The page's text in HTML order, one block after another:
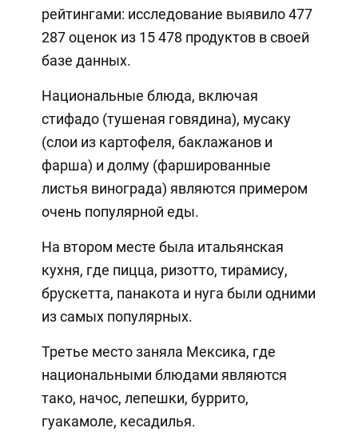
рейтингами: исследование выявило 477
287 оценок из 15 478 продуктов в своей
базе данных.
Национальные блюда, включая
стифадо (тушеная говядина), мусаку
(слои из картофеля, баклажанов и
фарша) и долму (фаршированные
листья винограда) являются примером
очень популярной еды.
На втором месте была итальянская
кухня, где пицца, ризотто, тирамису,
брускетта, панакота и нуга были одними
из самых популярных.
Третье место заняла Мексика, где
национальными блюдами являются
тако, начос, лепешки, буррито,
гуакамоле, кесадилья.